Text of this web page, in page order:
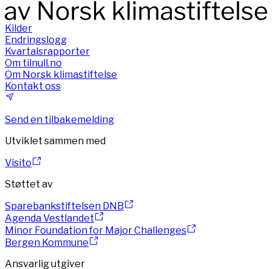
Kilder
Endringslogg
Kvartalsrapporter
Om tilnull.no
Om Norsk klimastiftelse
Kontakt oss
Send en tilbakemelding
Utviklet sammen med
Visito
Støttet av
Sparebankstiftelsen DNB
Agenda Vestlandet
Minor Foundation for Major Challenges
Bergen Kommune
Ansvarlig utgiver